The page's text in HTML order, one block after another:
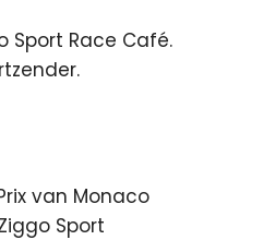
Sport Race Café.
van Monaco
Sport